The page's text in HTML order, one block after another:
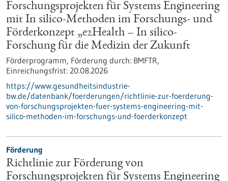
Forschungsprojekten für Systems Engineering
mit In silico-Methoden im Forschungs- und
Förderkonzept „e2Health – In silico-
Forschung für die Medizin der Zukunft
Förderprogramm, Förderung durch: BMFTR,
Einreichungsfrist: 20.08.2026
https://www.gesundheitsindustrie-
bw.de/datenbank/foerderungen/richtlinie-zur-foerderung-
von-forschungsprojekten-fuer-systems-engineering-mit-
silico-methoden-im-forschungs-und-foerderkonzept
Förderung
Richtlinie zur Förderung von
Forschungsprojekten für Systems Engineering